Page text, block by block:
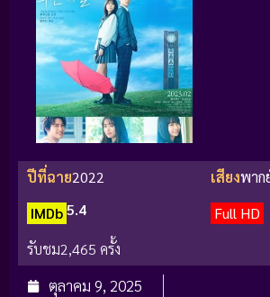
ปีที่ฉาย2022 เสียงพาก
IMDb5.4
Full HD
รับชม2,465 ครั้ง
ตุลาคม 9, 2025